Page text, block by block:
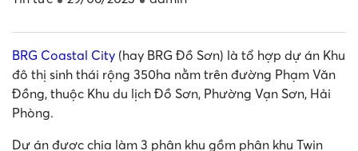
BRG Coastal City (hay BRG Đồ Sơn) là tổ hợp dự án Khu
đô thị sinh thái rộng 350ha nằm trên đường Phạm Văn
Đồng, thuộc Khu du lịch Đồ Sơn, Phường Vạn Sơn, Hải
Phòng.
Dự án được chia làm 3 phân khu gồm phân khu Twin